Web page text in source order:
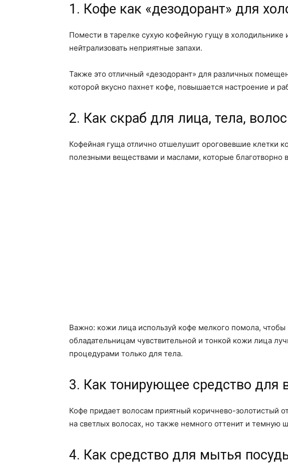
1. Кофе как «дезодорант» для
Помести в тарелке сухую кофейную гущу в
нейтрализовать неприятные запахи.
Также это отличный «дезодорант» для различных
которой вкусно пахнет кофе, повышается настроение и
2. Как скраб для лица, тела, волос
Кофейная гуща отлично отшелушит ороговевшие клетки
полезными веществами и маслами, которые благотворно
Важно: кожи лица используй кофе мелкого помола, чтобы
обладательницам чувствительной и тонкой кожи лица
процедурами только для тела.
3. Как тонирующее средство для
Кофе придает волосам приятный коричнево-золотистый
на светлых волосах, но также немного оттенит и темную
4. Как средство для мытья